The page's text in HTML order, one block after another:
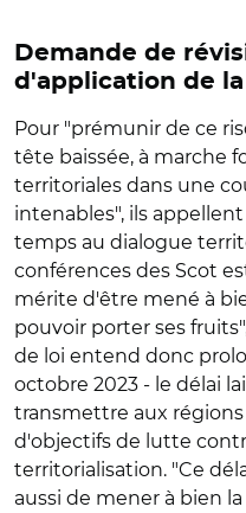
Demande de
d'application de
Pour "prémunir de ce
tête baissée, à marche
territoriales dans une
intenables", ils
temps au dialogue
conférences des Scot
mérite d'être mené à
pouvoir porter ses
de loi entend donc
octobre 2023 - le délai
transmettre aux
d'objectifs de lutte
territorialisation. "Ce
aussi de mener à bien